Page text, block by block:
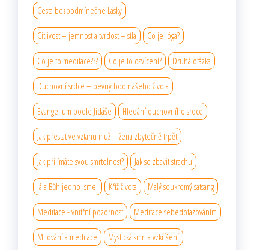
Cesta bezpodmínečné Lásky
Citlivost – jemnost a tvrdost – síla Co je Jóga?
Co je to meditace??? Co je to osvícení? Druhá otázka
Duchovní srdce – pevný bod našeho života
Evangelium podle Jidáše Hledání duchovního srdce
Jak přestat ve vztahu muž – žena zbytečně trpět
Jak přijímáte svou smrtelnost? Jak se zbavit strachu
Já a Bůh jedno jsme! Kříž života Malý soukromý satsang
Meditace - vnitřní pozornost Meditace sebedotazováním
Milování a meditace Mystická smrt a vzkříšení